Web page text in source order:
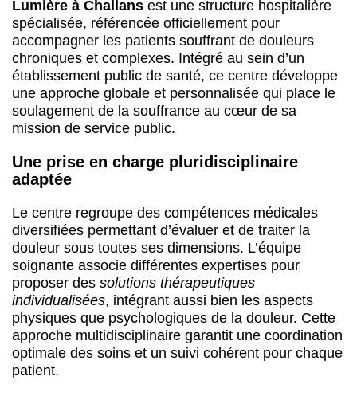
Lumière à Challans est une structure hospitalière
spécialisée, référencée officiellement pour
accompagner les patients souffrant de douleurs
chroniques et complexes. Intégré au sein d’un
établissement public de santé, ce centre développe
une approche globale et personnalisée qui place le
soulagement de la souffrance au cœur de sa
mission de service public.
Une prise en charge pluridisciplinaire
adaptée
Le centre regroupe des compétences médicales
diversifiées permettant d’évaluer et de traiter la
douleur sous toutes ses dimensions. L’équipe
soignante associe différentes expertises pour
proposer des solutions thérapeutiques
individualisées, intégrant aussi bien les aspects
physiques que psychologiques de la douleur. Cette
approche multidisciplinaire garantit une coordination
optimale des soins et un suivi cohérent pour chaque
patient.